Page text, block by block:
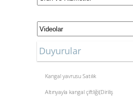
Duyurular
Kangal yavrusu Satılık
Altınyayla kangal çiftliği(Diriliş